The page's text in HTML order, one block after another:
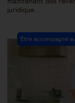
juridique…
Post
Category:
Être accompagné